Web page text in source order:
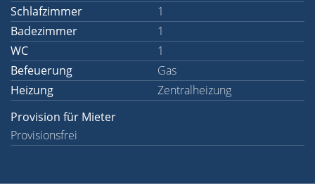
Schlafzimmer
1
Badezimmer
1
WC
1
Befeuerung
Gas
Heizung
Zentralheizung
Provision für Mieter
Provisionsfrei